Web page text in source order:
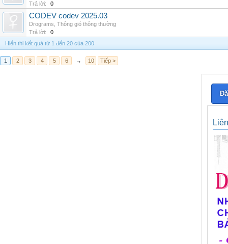
Trả lời:
0
CODEV codev 2025.03
Drograms Thông gió thông thường
Trả lời:
0
Hiển thị kết quả từ 1 đến 20 của 200
1 2 3 4 5 6 → 10 Tiếp >